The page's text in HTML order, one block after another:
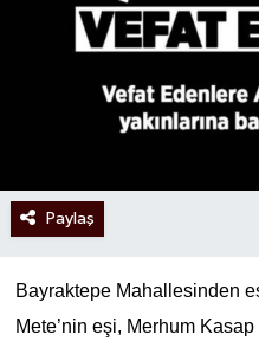
Paylaş
Bayraktepe Mahallesinden
Mete’nin eşi, Merhum